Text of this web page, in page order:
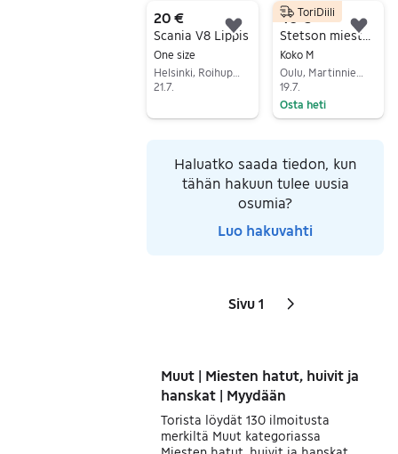
20 €
Scania V8 Lippis
One size
21.7.
Lisää suosikiksi.
40 €
Stetson miesten hattu musta M
Koko M
19.7.
Osta heti
ToriDiili
Haluatko saada tiedon, kun
tähän hakuun tulee uusia
osumia?
Luo hakuvahti
Sivut
Sivu 1 Seuraava sivu
kuvake
Muut | Miesten hatut, huivit ja
hanskat | Myydään
Torista löydät 130 ilmoitusta
merkiltä Muut kategoriassa